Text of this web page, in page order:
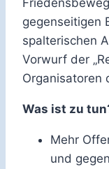
gegenseitigen
spalterischen
Vorwurf der
Organisatoren
Was ist zu
Mehr
und